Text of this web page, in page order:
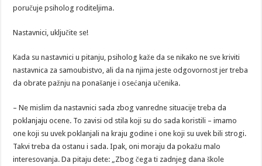
poručuje psiholog roditeljima.
Nastavnici, uključite se!
Kada su nastavnici u pitanju, psiholog kaže da se nikako ne sve kriviti
nastavnica za samoubistvo, ali da na njima jeste odgovornost jer treba
da obrate pažnju na ponašanje i osećanja učenika.
– Ne mislim da nastavnici sada zbog vanredne situacije treba da
poklanjaju ocene. To zavisi od stila koji su do sada koristili – imamo
one koji su uvek poklanjali na kraju godine i one koji su uvek bili strogi.
Takvi treba da ostanu i sada. Ipak, oni moraju da pokažu malo
interesovanja. Da pitaju dete: „Zbog čega ti zadnjeg dana škole